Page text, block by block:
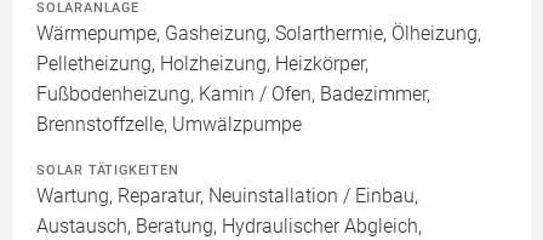
SOLARANLAGE
Wärmepumpe, Gasheizung, Solarthermie, Ölheizung,
Pelletheizung, Holzheizung, Heizkörper,
Fußbodenheizung, Kamin / Ofen, Badezimmer,
Brennstoffzelle, Umwälzpumpe
SOLAR TÄTIGKEITEN
Wartung, Reparatur, Neuinstallation / Einbau,
Austausch, Beratung, Hydraulischer Abgleich,